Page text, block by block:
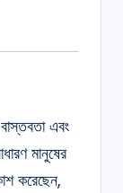
এবং
মানুষের
করেছেন,